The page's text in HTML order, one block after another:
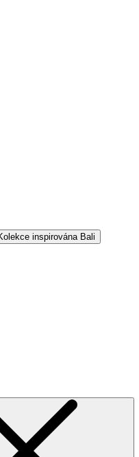
inspirována Bali